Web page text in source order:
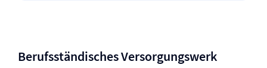
Berufsständisches Versorgungswerk